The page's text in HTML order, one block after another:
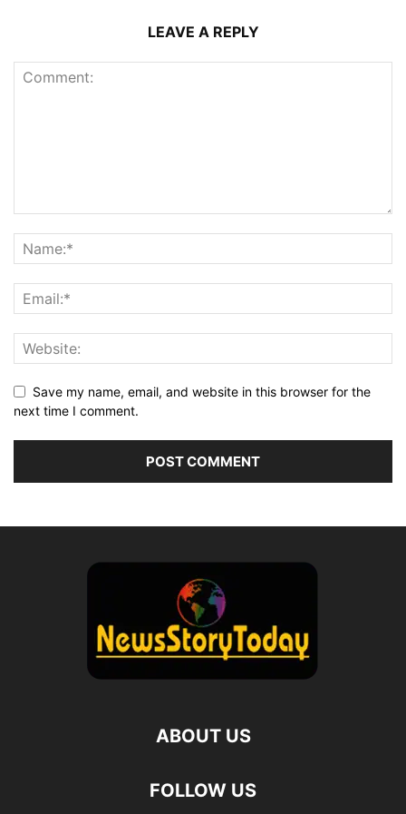
LEAVE A REPLY
Save my name, email, and website in this browser for the
next time I comment.
ABOUT US
FOLLOW US